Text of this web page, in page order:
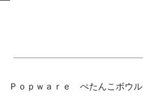
Ｐｏｐｗａｒｅ ぺたんこボウ